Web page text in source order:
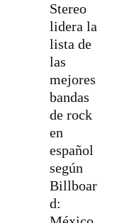
Stereo
lidera la
lista de
las
mejores
bandas
de rock
en
español
según
Billboar
d: